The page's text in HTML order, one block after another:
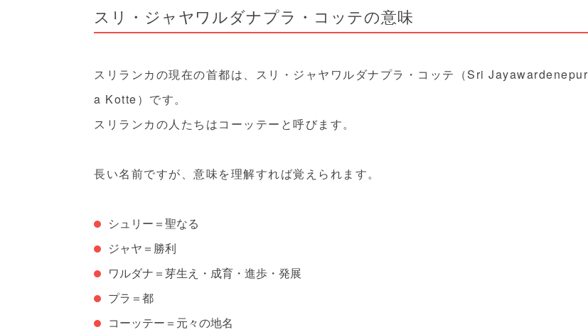
スリ・ジャヤワルダナプラ・コッテの意味
スリランカの現在の首都は、 スリ・ジャヤワルダナプラ・コッテ（Sri Jayawardenepur
a Kotte） です。
スリランカの人たちはコーッテーと呼びます。
長い名前ですが、意味を理解すれば覚えられます。
シュリー＝聖なる
ジャヤ＝勝利
ワルダナ＝芽生え・成育・進歩・発展
プラ＝都
コーッテー＝元々の地名